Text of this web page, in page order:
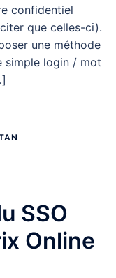
confidentiel
que celles-ci).
une méthode
simple login / mot
SSO
Online